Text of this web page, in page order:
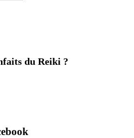
du Reiki ?